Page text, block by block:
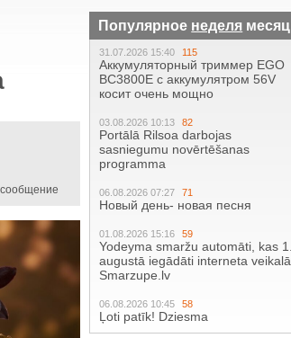
Популярное неделя месяц
31.07.2026 15:40 115
Аккумуляторный триммер EGO
BC3800E с аккумулятром 56V
косит очень мощно
03.08.2026 10:13 82
Portālā Rilsoa darbojas
sasniegumu novērtēšanas
programma
06.08.2026 07:27 71
Новый день- новая песня
01.08.2026 15:16 59
Yodeyma smaržu automāti, kas 1.
augustā iegādāti interneta veikalā
Smarzupe.lv
06.08.2026 10:45 58
Ļoti patīk! Dziesma